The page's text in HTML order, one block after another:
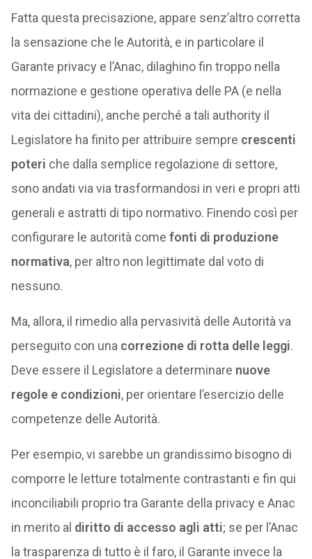
Fatta questa precisazione, appare senz’altro corretta
la sensazione che le Autorità, e in particolare il
Garante privacy e l’Anac, dilaghino fin troppo nella
normazione e gestione operativa delle PA (e nella
vita dei cittadini), anche perché a tali authority il
Legislatore ha finito per attribuire sempre crescenti
poteri che dalla semplice regolazione di settore,
sono andati via via trasformandosi in veri e propri atti
generali e astratti di tipo normativo. Finendo così per
configurare le autorità come fonti di produzione
normativa, per altro non legittimate dal voto di
nessuno.
Ma, allora, il rimedio alla pervasività delle Autorità va
perseguito con una correzione di rotta delle leggi.
Deve essere il Legislatore a determinare nuove
regole e condizioni, per orientare l’esercizio delle
competenze delle Autorità.
Per esempio, vi sarebbe un grandissimo bisogno di
comporre le letture totalmente contrastanti e fin qui
inconciliabili proprio tra Garante della privacy e Anac
in merito al diritto di accesso agli atti; se per l’Anac
la trasparenza di tutto è il faro, il Garante invece la